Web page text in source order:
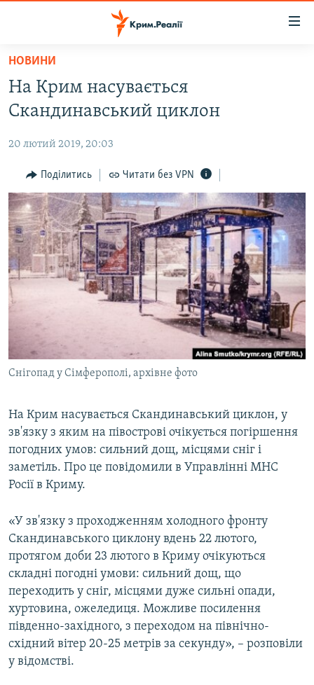
Перейти
основного
матеріалу
до
навігації
Перейти
до
пошуку
ВОДА.КРИМ
ПОЛІТИКА
БЛОГИ
ПОГЛЯД
ІНТЕРВ'Ю
ВСЕ ЗА ДЕНЬ
СПЕЦПРОЕКТИ
ВІДЕОУРОКИ «ELIFBE»
СВІДЧЕННЯ ОКУПАЦІЇ
УКРАЇНСЬКА ПРОБЛЕМА КРИМУ
ЯК ОБІЙТИ БЛОКУВАННЯ
Русский
Qırımtatar
Усі сайти RFE/RL
НОВИНИ
На Крим насувається
Скандинавський циклон
20 лютий 2019, 20:03
Поділитись Читати без VPN
Снігопад у Сімферополі, архівне фото
На Крим насувається Скандинавський циклон, у
зв'язку з яким на півострові очікується погіршення
погодних умов: сильний дощ, місцями сніг і
заметіль. Про це повідомили в Управлінні МНС
Росії в Криму.
«У зв'язку з проходженням холодного фронту
Скандинавського циклону вдень 22 лютого,
протягом доби 23 лютого в Криму очікуються
складні погодні умови: сильний дощ, що
переходить у сніг, місцями дуже сильні опади,
хуртовина, ожеледиця. Можливе посилення
південно-західного, з переходом на північно-
східний вітер 20-25 метрів за секунду», – розповіли
у відомстві.